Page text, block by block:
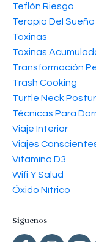
Teflón Riesgo
Terapia Del Sueño
Toxinas
Toxinas
Transformación
Trash Cooking
Turtle Neck
Técnicas Para
Viaje Interior
Viajes
Vitamina D3
Wifi Y Salud
Óxido Nítrico
Siguenos